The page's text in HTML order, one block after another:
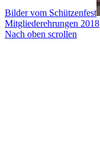
Bilder vom Schützenfest
Mitgliederehrungen 2018
Nach oben scrollen